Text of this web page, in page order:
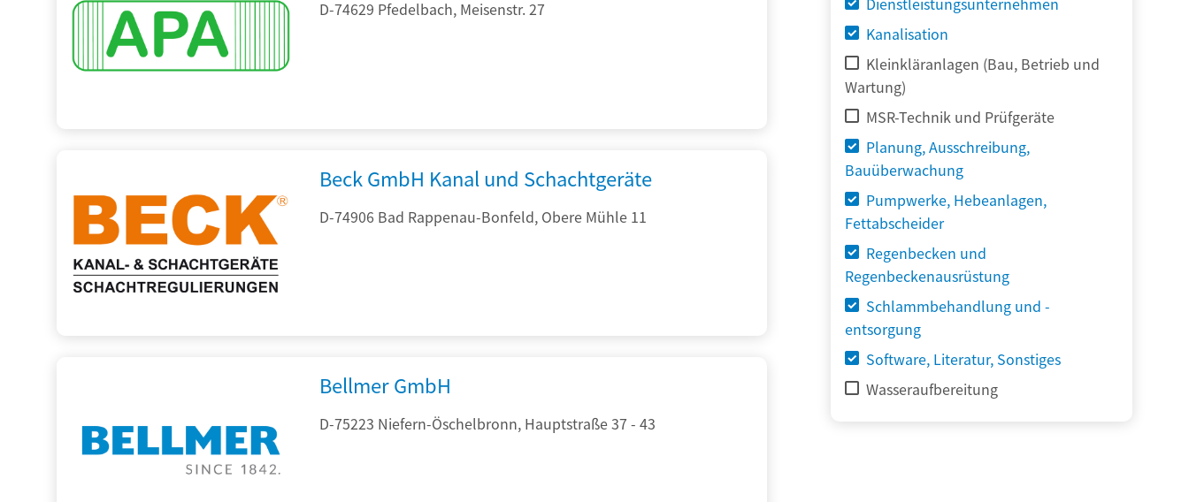
Kanalisation
Kleinkläranlagen (Bau, Betrieb und
Wartung)
MSR-Technik und Prüfgeräte
Planung, Ausschreibung,
Bauüberwachung
Pumpwerke, Hebeanlagen,
Fettabscheider
Regenbecken und
Regenbeckenausrüstung
Schlammbehandlung und -
entsorgung
Software, Literatur, Sonstiges
Wasseraufbereitung
D-74629 Pfedelbach, Meisenstr. 27
Beck GmbH Kanal und Schachtgeräte
D-74906 Bad Rappenau-Bonfeld, Obere Mühle 11
Bellmer GmbH
D-75223 Niefern-Öschelbronn, Hauptstraße 37 - 43